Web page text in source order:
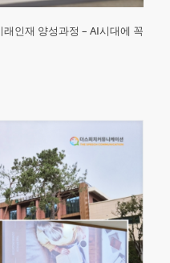
인재 양성과정 – AI시대에 꼭